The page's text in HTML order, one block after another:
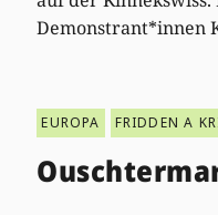
Demonstrant*innen
EUROPA FRIDDEN A